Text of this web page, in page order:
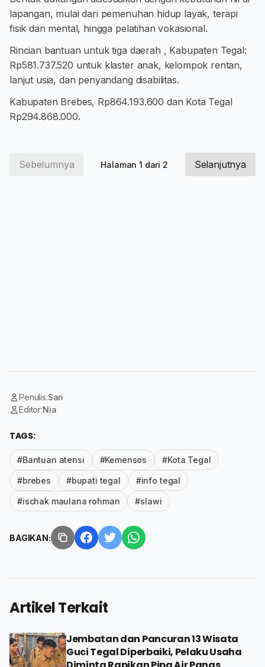
lapangan, mulai dari pemenuhan hidup layak, terapi
fisik dan mental, hingga pelatihan vokasional.
Rincian bantuan untuk tiga daerah , Kabupaten Tegal:
Rp581.737.520 untuk klaster anak, kelompok rentan,
lanjut usia, dan penyandang disabilitas.
Kabupaten Brebes, Rp864.193.600 dan Kota Tegal
Rp294.868.000.
Sebelumnya Halaman 1 dari 2 Selanjutnya
Penulis:Sari
Editor:Nia
TAGS:
#Bantuan atensi #Kemensos #Kota Tegal
#brebes #bupati tegal #info tegal
#ischak maulana rohman #slawi
BAGIKAN:
Artikel Terkait
Jembatan dan Pancuran 13 Wisata
Guci Tegal Diperbaiki, Pelaku Usaha